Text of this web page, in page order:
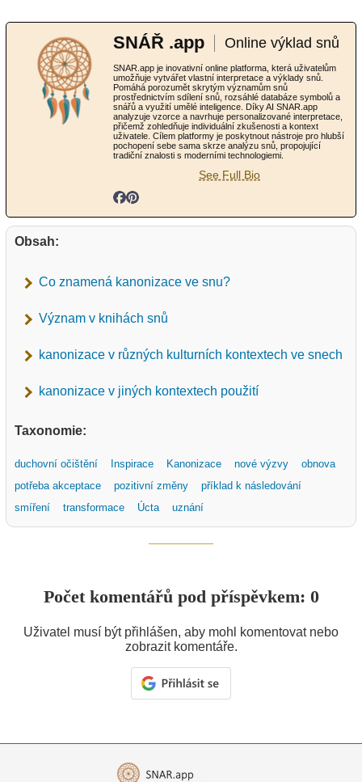
SNÁŘ .app Online výklad snů
SNAR.app je inovativní online platforma, která uživatelům
umožňuje vytvářet vlastní interpretace a výklady snů.
Pomáhá porozumět skrytým významům snů
prostřednictvím sdílení snů, rozsáhlé databáze symbolů a
snářů a využití umělé inteligence. Díky AI SNAR.app
analyzuje vzorce a navrhuje personalizované interpretace,
přičemž zohledňuje individuální zkušenosti a kontext
uživatele. Cílem platformy je poskytnout nástroje pro hlubší
pochopení sebe sama skrze analýzu snů, propojující
tradiční znalosti s moderními technologiemi.
See Full Bio
Obsah:
Co znamená kanonizace ve snu?
Význam v knihách snů
kanonizace v různých kulturních kontextech ve snech
kanonizace v jiných kontextech použití
Taxonomie:
duchovní očištění Inspirace Kanonizace nové výzvy
obnova
potřeba akceptace
pozitivní změny
příklad k následování
smíření
transformace Úcta uznání
Počet komentářů pod příspěvkem: 0
Uživatel musí být přihlášen, aby mohl komentovat nebo
zobrazit komentáře.